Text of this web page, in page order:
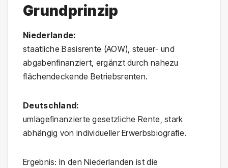
Grundprinzip
Niederlande:
staatliche Basisrente (AOW), steuer- und
abgabenfinanziert, ergänzt durch nahezu
flächendeckende Betriebsrenten.
Deutschland:
umlagefinanzierte gesetzliche Rente, stark
abhängig von individueller Erwerbsbiografie.
Ergebnis: In den Niederlanden ist die